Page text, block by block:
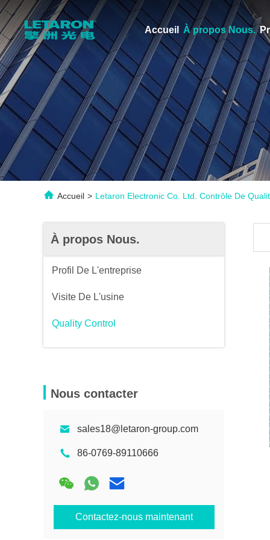
Accueil À propos Nous.
Accueil > Letaron Electronic Co. Ltd. Contrôle De
À propos Nous.
Profil De L'entreprise
Visite De L'usine
Quality Control
Nous contacter
sales18@letaron-group.com
86-0769-89110666
Contactez-nous maintenant